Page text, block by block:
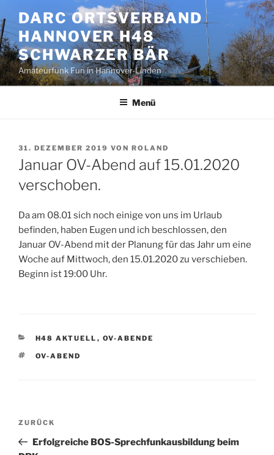
Inhalt
springen
DARC ORTSVERBAND
HANNOVER H48
SCHWARZER BÄR
Amateurfunk Fun in Hannover-Linden
Menü
VERÖFFENTLICHT
AM
31. DEZEMBER 2019 VON ROLAND
Januar OV-Abend auf 15.01.2020
verschoben.
Da am 08.01 sich noch einige von uns im Urlaub
befinden, haben Eugen und ich beschlossen, den
Januar OV-Abend mit der Planung für das Jahr um eine
Woche auf Mittwoch, den 15.01.2020 zu verschieben.
Beginn ist 19:00 Uhr.
KATEGORIEN
H48 AKTUELL , OV-ABENDE
SCHLAGWÖRTER
OV-ABEND
Beitrags-
Vorheriger
Beitrag
ZURÜCK
Erfolgreiche BOS-Sprechfunkausbildung beim